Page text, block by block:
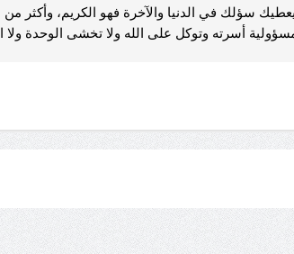
سؤلك في الدنيا والآخرة فهو الكريم، وأكثر
أسرته وتوكل على الله ولا تخشى الوحدة ولا